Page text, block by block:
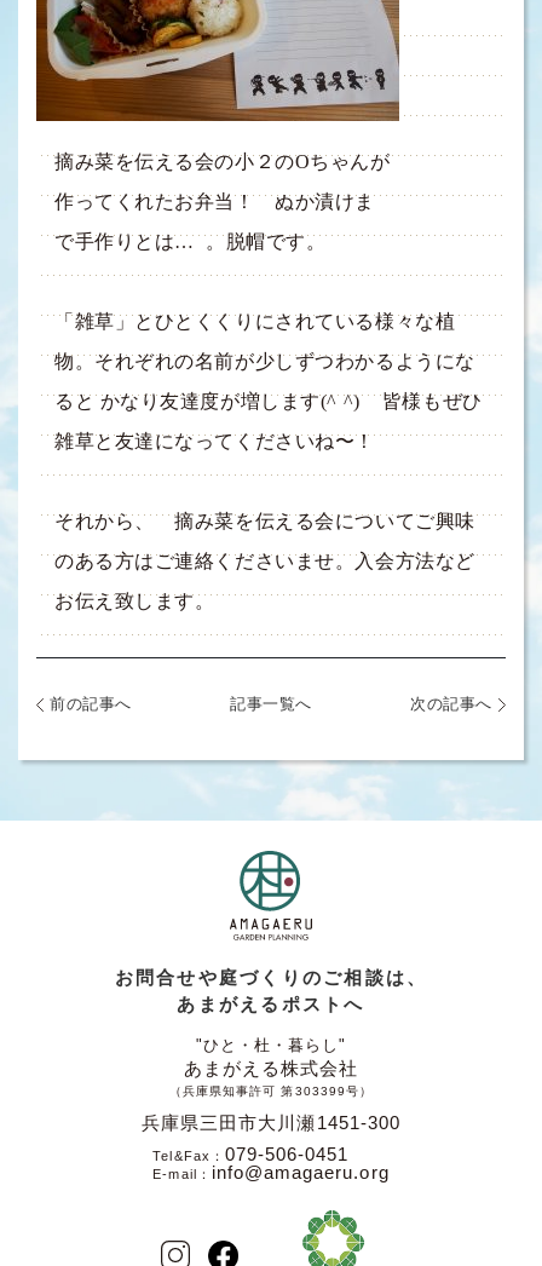
摘み菜を伝える会の小２のOちゃんが
作ってくれたお弁当！ ぬか漬けま
で手作りとは… 。脱帽です。
「雑草」とひとくくりにされている様々な植
物。それぞれの名前が少しずつわかるようにな
ると かなり友達度が増します(^ ^) 皆様もぜひ
雑草と友達になってくださいね〜！
それから、 摘み菜を伝える会についてご興味
のある方はご連絡くださいませ。入会方法など
お伝え致します。
前の記事へ 記事一覧へ 次の記事へ
お問合せや庭づくりのご相談は、
あまがえるポストへ
"ひと・杜・暮らし"
あまがえる株式会社
（兵庫県知事許可 第303399号）
兵庫県三田市大川瀬1451-300
Tel&Fax 079-506-0451
E-mail info@amagaeru.org